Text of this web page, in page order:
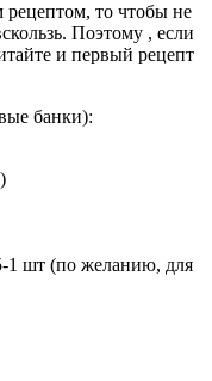
то чтобы не
Поэтому , если
и первый рецепт
банки):
1 шт (по желанию, для